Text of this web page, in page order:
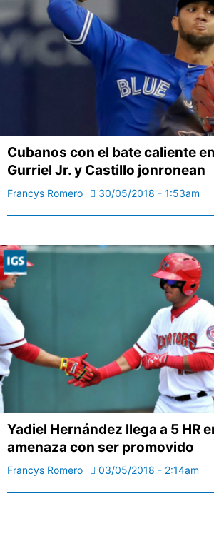
Cubanos con el bate caliente
Gurriel Jr. y Castillo jonronean
Francys Romero 30/05/2018 - 1:53am
Yadiel Hernández llega a 5 HR
amenaza con ser promovido
Francys Romero 03/05/2018 - 2:14am